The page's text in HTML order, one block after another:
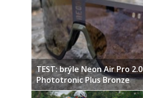
TEST: brýle Neon Air Pro 2.0
Phototronic Plus Bronze